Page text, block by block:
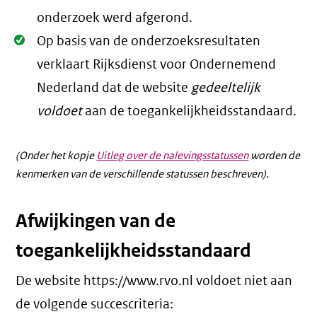
onderzoek werd afgerond.
Oké.
Op basis van de onderzoeksresultaten
verklaart Rijksdienst voor Ondernemend
Nederland dat de websitegedeeltelijk
voldoetaan de toegankelijkheidsstandaard.
(Onder het kopje Uitleg over de nalevingsstatussenworden de
kenmerken van de verschillende statussen beschreven).
Afwijkingen van de
toegankelijkheidsstandaard
De website https://www.rvo.nl voldoet niet aan
de volgende succescriteria: